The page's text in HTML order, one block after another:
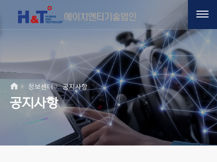
정보센터 공지사항
공지사항